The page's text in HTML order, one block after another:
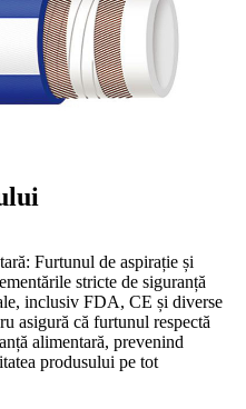
Furtunul de aspirație și
stricte de siguranță
inclusiv FDA, CE și diverse
asigură că furtunul respectă
alimentară, prevenind
produsului pe tot